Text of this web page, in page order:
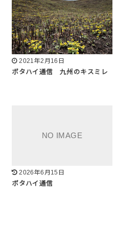
2021年2月16日
ボタハイ通信 九州のキスミレ
2026年6月15日
ボタハイ通信